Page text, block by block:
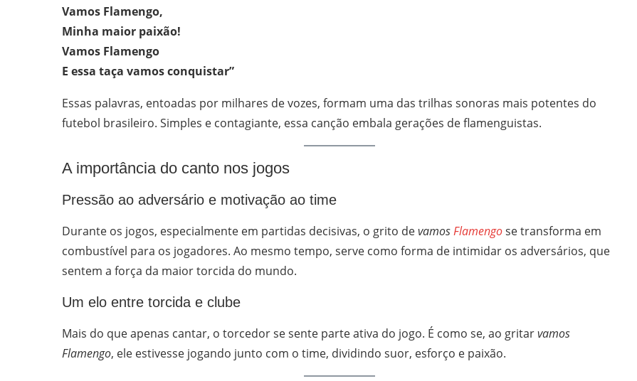
Vamos Flamengo,
Minha maior paixão!
Vamos Flamengo
E essa taça vamos conquistar”
Essas palavras, entoadas por milhares de vozes, formam uma das trilhas sonoras mais potentes do
futebol brasileiro. Simples e contagiante, essa canção embala gerações de flamenguistas.
A importância do canto nos jogos
Pressão ao adversário e motivação ao time
Durante os jogos, especialmente em partidas decisivas, o grito devamosFlamengose transforma em
combustível para os jogadores. Ao mesmo tempo, serve como forma de intimidar os adversários, que
sentem a força da maior torcida do mundo.
Um elo entre torcida e clube
Mais do que apenas cantar, o torcedor se sente parte ativa do jogo. É como se, ao gritarvamos
Flamengo, ele estivesse jogando junto com o time, dividindo suor, esforço e paixão.